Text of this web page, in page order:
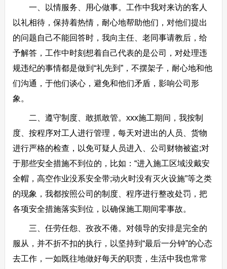
一、以情服务、用心做事。工作中我对来访的客人
以礼相待，保持着热情，耐心地帮助他们，对他们提出
的问题自己不能回答时，我向主任、老同事请教后，给
予解答，工作中时刻想着自己代表的是公司，对处理违
规违纪的事情都是做到“礼先到”，不摆架子，耐心地和他
们沟通，于他们谈心，避免和他们矛盾，影响公司形
象。
二、遵守制度、敢抓敢管。xxx施工期间，我按制
度、按程序对工人进行管理，每天对进出的人员、货物
进行严格的检查，以免可疑人员进入、公司财物被盗;对
于那些安全措施不到位的，比如：“进入施工区域没戴安
全帽，高空作业没系安全带;动火时没有灭火设施”等之类
的现象，我都按照公司的制度、程序进行整改处罚，把
各项安全措施落实到位，以确保施工期间零事故。
三、任劳任怨、孜孜不倦。对领导的安排是完全的
服从，并不折不扣的执行，以坚持到“最后一分钟”的心态
去工作，一如既往地做好每天的职责，生活中我也常常